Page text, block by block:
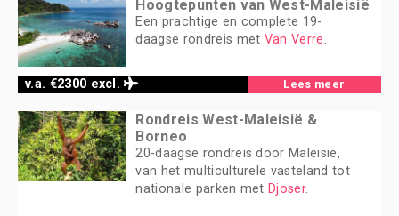
v.a. €2300 excl.
Hoogtepunten van West-Maleisië
Een prachtige en complete 19-
daagse rondreis met Van Verre.
Lees meer
Rondreis West-Maleisië &
Borneo
20-daagse rondreis door Maleisië,
van het multiculturele vasteland tot
nationale parken met Djoser.